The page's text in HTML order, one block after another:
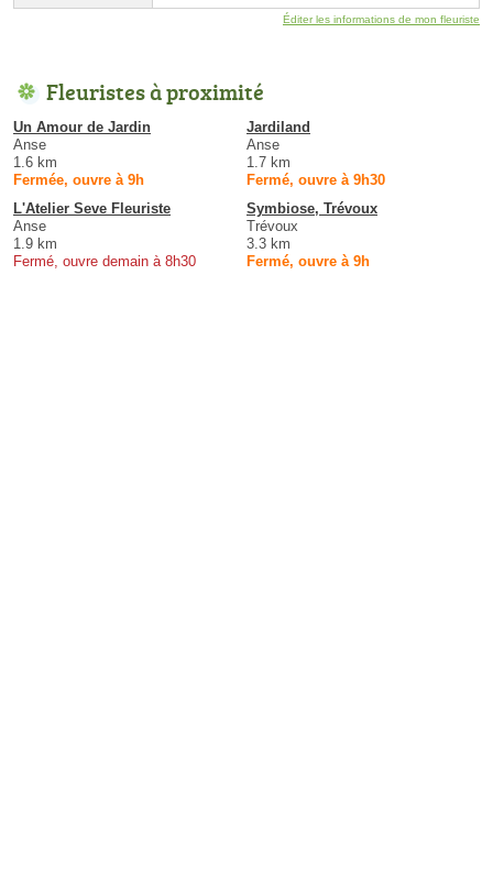
Éditer les informations de mon fleuriste
Fleuristes à proximité
Un Amour de Jardin
Anse
1.6 km
Fermée, ouvre à 9h
Jardiland
Anse
1.7 km
Fermé, ouvre à 9h30
L'Atelier Seve Fleuriste
Anse
1.9 km
Fermé, ouvre demain à 8h30
Symbiose, Trévoux
Trévoux
3.3 km
Fermé, ouvre à 9h